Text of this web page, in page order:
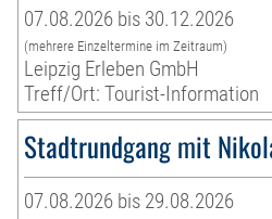
07.08.2026 bis 30.12.2026
(mehrere Einzeltermine im Zeitraum)
Leipzig Erleben GmbH
Treff/Ort: Tourist-Information
Stadtrundgang mit
07.08.2026 bis 29.08.2026